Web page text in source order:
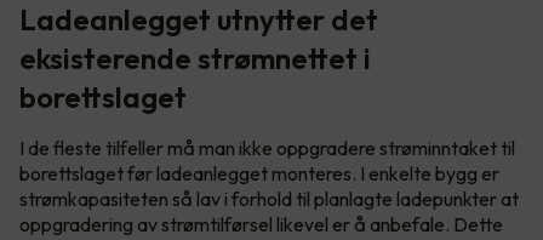
Ladeanlegget utnytter det
eksisterende strømnettet i
borettslaget
I de fleste tilfeller må man ikke oppgradere strøminntaket til
borettslaget før ladeanlegget monteres. I enkelte bygg er
strømkapasiteten så lav i forhold til planlagte ladepunkter at
oppgradering av strømtilførsel likevel er å anbefale. Dette